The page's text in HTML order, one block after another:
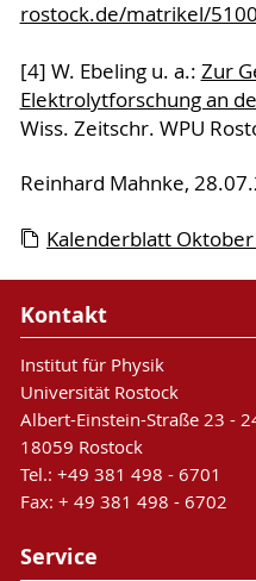
rostock.de/matrikel/
[4] W. Ebeling u. a.: Zur
Elektrolytforschung an
Wiss. Zeitschr. WPU
Reinhard Mahnke,
Kalenderblatt
Kontakt
Institut für Physik
Universität Rostock
Albert-Einstein-Straße 23 -
18059 Rostock
Tel.: +49 381 498 - 6701
Fax: + 49 381 498 - 6702
Service